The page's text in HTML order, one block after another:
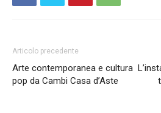
Articolo precedente
Arte contemporanea e cultura
pop da Cambi Casa d’Aste